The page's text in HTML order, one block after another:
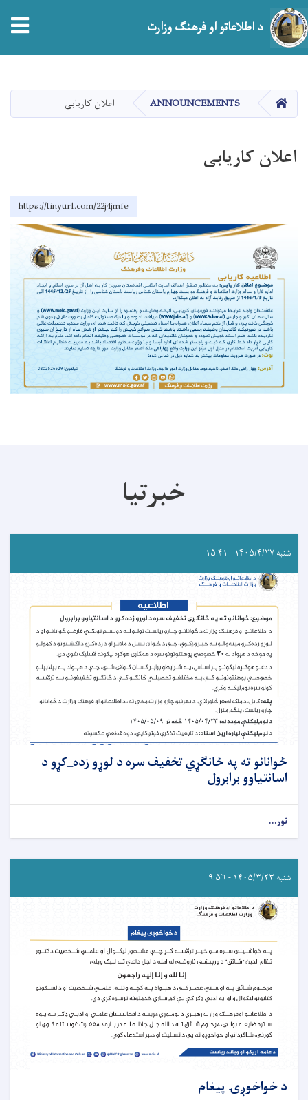
دانګل
د اطلاعاتو او فرهنګ وزارت
HOME
ANNOUNCEMENTS اعلان کاریابی
اعلان کاریابی
https://tinyurl.com/22j4jmfe
خبرتیا
شنبه ۱۴۰۵/۴/۲۷ - ۱۵:۴۱
ځوانانو ته په ځانګړي تخفیف سره د لوړو زده_کړو د
اسانتیاوو برابرول
نور...
شنبه ۱۴۰۵/۳/۲۳ - ۹:۵۶
د خواخوږۍ پيغام